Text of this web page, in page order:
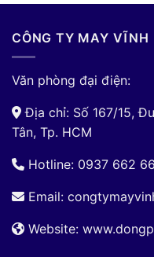
CÔNG TY MAY VĨNH
Văn phòng đại điện:
Địa chỉ: Số 167/15,
Tân, Tp. HCM
Hotline: 0937 662
Email:
Website: